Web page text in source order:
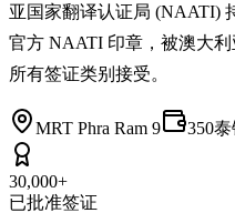
亚国家翻译认证局 (NAATI)
官方 NAATI 印章，被澳大
所有签证类别接受。
MRT Phra Ram 9 350
30,000+
已批准签证